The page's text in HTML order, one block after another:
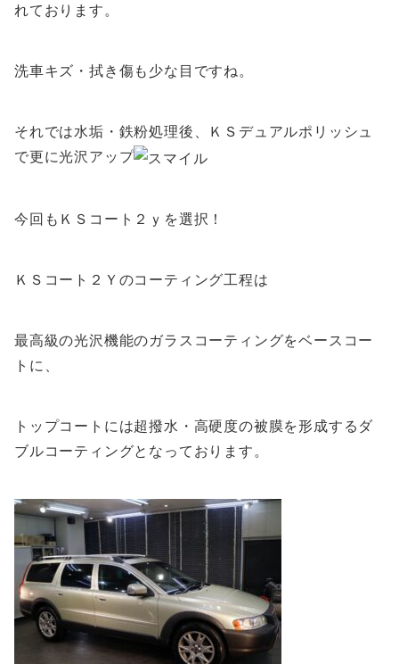
れております。
洗車キズ・拭き傷も少な目ですね。
それでは水垢・鉄粉処理後、ＫＳデュアルポリッシュ
で更に光沢アップ
今回もＫＳコート２ｙを選択！
ＫＳコート２Ｙのコーティング工程は
最高級の光沢機能のガラスコーティングをベースコー
トに、
トップコートには超撥水・高硬度の被膜を形成するダ
ブルコーティングとなっております。